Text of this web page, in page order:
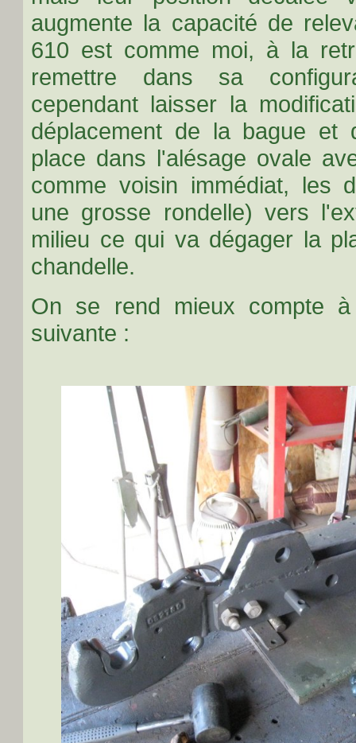
augmente la capacité de
610 est comme moi, à la
remettre dans sa
cependant laisser la
déplacement de la bague et
place dans l'alésage ovale
comme voisin immédiat, les
une grosse rondelle) vers
milieu ce qui va dégager la
chandelle.
On se rend mieux compte
suivante :